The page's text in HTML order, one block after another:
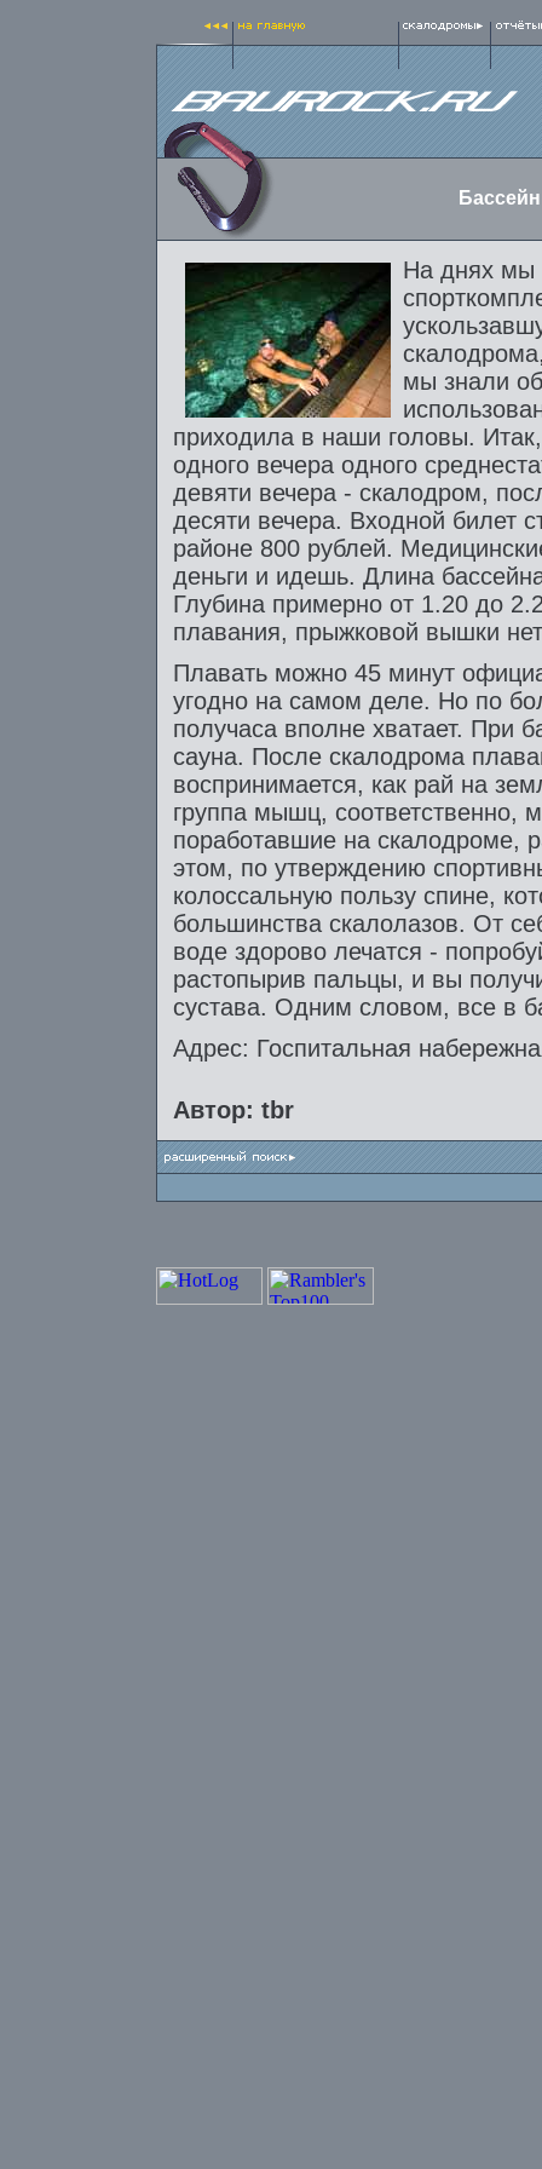
На днях мы
мы знали
приходила в наши головы.
одного вечера одного
девяти вечера - скалодром,
десяти вечера. Входной билет
районе 800 рублей.
деньги и идешь. Длина
Глубина примерно от 1.20 до
плавания, прыжковой вышки
Плавать можно 45 минут
угодно на самом деле. Но по
получаса вполне хватает. При
сауна. После скалодрома
воспринимается, как рай на
группа мышц, соответственно,
поработавшие на скалодроме,
этом, по утверждению
колоссальную пользу спине,
большинства скалолазов. От
воде здорово лечатся -
растопырив пальцы, и вы
сустава. Одним словом, все в
Адрес: Госпитальная
Автор: tbr